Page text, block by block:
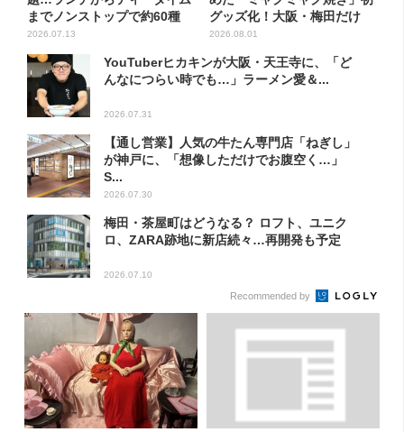
までノンストップで約60種
を...
2026.07.13
グッズ化！大阪・梅田だけ
の...
2026.08.01
YouTuberヒカキンが大阪・天王寺に、「ど
んなにつらい時でも…」ラーメン愛＆...
2026.07.31
【通し営業】人気の牛たん専門店「ねぎし」
が神戸に、「想像しただけでお腹空く…」
S...
2026.07.30
梅田・茶屋町はどうなる？ ロフト、ユニク
ロ、ZARA跡地に新店続々…再開発も予定
2026.07.10
Recommended by